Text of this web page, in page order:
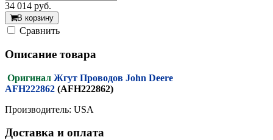
34 014 руб.
В корзину
Cравнить
Описание товара
Оригинал Жгут Проводов John Deere
AFH222862 (AFH222862)
Производитель: USA
Доставка и оплата